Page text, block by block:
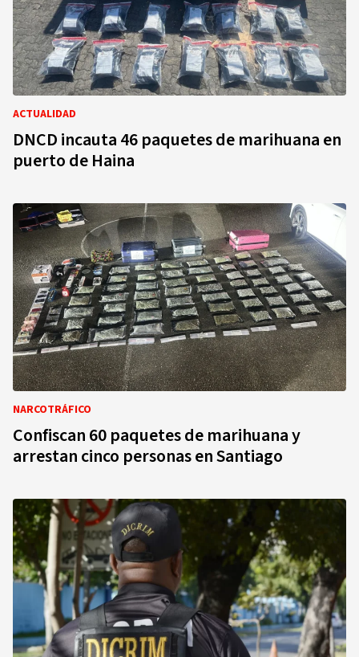
ACTUALIDAD
DNCD incauta 46 paquetes de marihuana en
puerto de Haina
NARCOTRÁFICO
Confiscan 60 paquetes de marihuana y
arrestan cinco personas en Santiago